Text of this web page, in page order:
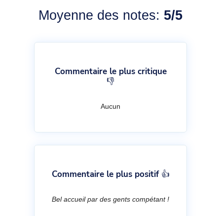
Moyenne des notes: 5/5
Commentaire le plus critique
👎
Aucun
Commentaire le plus positif 👍
Bel accueil par des gents compétant !